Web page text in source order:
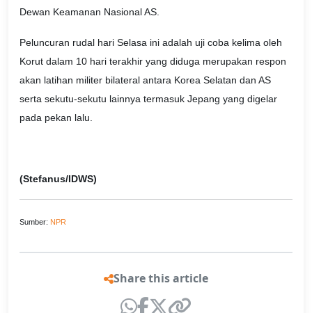
Dewan Keamanan Nasional AS.
Peluncuran rudal hari Selasa ini adalah uji coba kelima oleh
Korut dalam 10 hari terakhir yang diduga merupakan respon
akan latihan militer bilateral antara Korea Selatan dan AS
serta sekutu-sekutu lainnya termasuk Jepang yang digelar
pada pekan lalu.
(Stefanus/IDWS)
Sumber: NPR
Share this article